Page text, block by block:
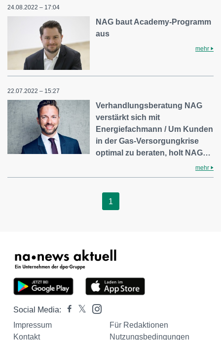
24.08.2022 – 17:04
NAG baut Academy-Programm
aus
mehr
22.07.2022 – 15:27
Verhandlungsberatung NAG
verstärkt sich mit
Energiefachmann / Um Kunden
in der Gas-Versorgungkrise
optimal zu beraten, holt NAG…
mehr
1
Social Media:
Impressum
Für Redaktionen
Kontakt
Nutzungsbedingungen